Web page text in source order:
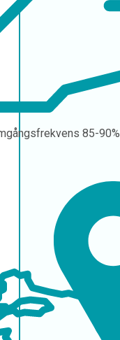
85-90%